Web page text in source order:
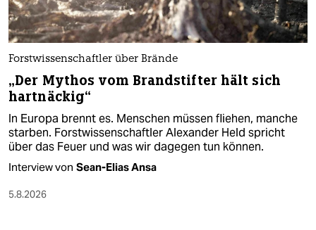
Forstwissenschaftler über Brände
„Der Mythos vom Brandstifter hält sich
hartnäckig“
In Europa brennt es. Menschen müssen fliehen, manche
starben. Forstwissenschaftler Alexander Held spricht
über das Feuer und was wir dagegen tun können.
Interview von Sean-Elias Ansa
5.8.2026